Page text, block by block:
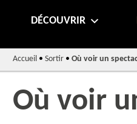
DÉCOUVRIR
Accueil • Sortir• Où voir un
Où voir